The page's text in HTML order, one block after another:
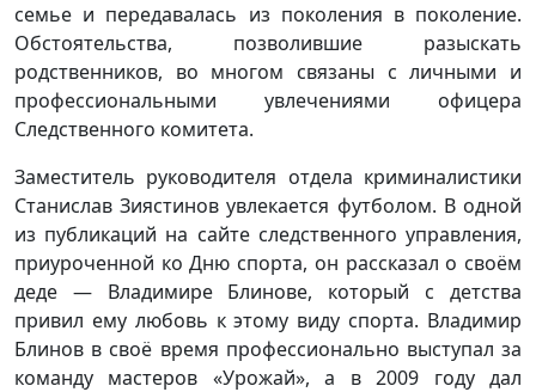
семье и передавалась из поколения в поколение.
Обстоятельства, позволившие разыскать
родственников, во многом связаны с личными и
профессиональными увлечениями офицера
Следственного комитета.
Заместитель руководителя отдела криминалистики
Станислав Зиястинов увлекается футболом. В одной
из публикаций на сайте следственного управления,
приуроченной ко Дню спорта, он рассказал о своём
деде — Владимире Блинове, который с детства
привил ему любовь к этому виду спорта. Владимир
Блинов в своё время профессионально выступал за
команду мастеров «Урожай», а в 2009 году дал